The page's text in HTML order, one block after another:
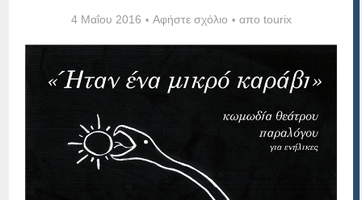
4 Μαΐου 2016 Αφήστε σχόλιο απο tourix